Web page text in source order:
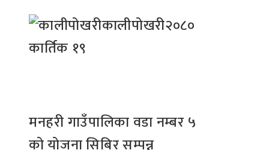
कालीपोखरी२०८०
कार्तिक १९
मनहरी गाउँपालिका वडा नम्बर ५
को योजना सिबिर सम्पन्न